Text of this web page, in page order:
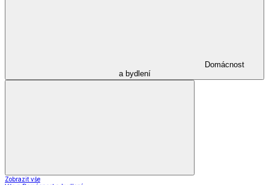
Domácnost
a bydlení
Zobrazit vše